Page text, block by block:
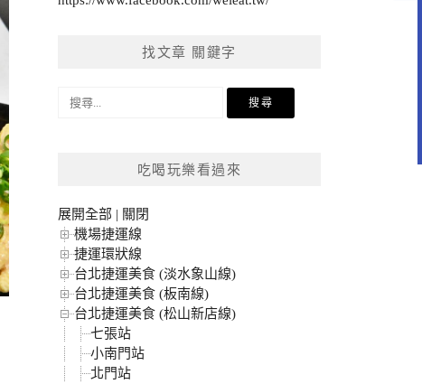
找文章 關鍵字
搜
吃喝玩樂看過來
展開全部 | 關閉
機場捷運線
捷運環狀線
台北捷運美食 (淡水象山線)
台北捷運美食 (板南線)
台北捷運美食 (松山新店線)
七張站
小南門站
北門站